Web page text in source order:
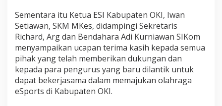
Sementara itu Ketua ESI Kabupaten OKI, Iwan
Setiawan, SKM MKes, didampingi Sekretaris
Richard, Arg dan Bendahara Adi Kurniawan SIKom
menyampaikan ucapan terima kasih kepada semua
pihak yang telah memberikan dukungan dan
kepada para pengurus yang baru dilantik untuk
dapat bekerjasama dalam memajukan olahraga
eSports di Kabupaten OKI.